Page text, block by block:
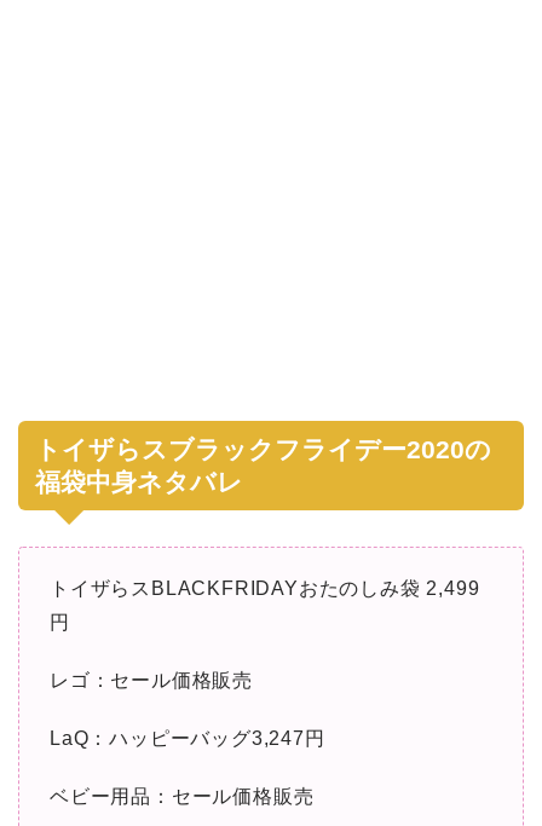
トイザらスブラックフライデー2020の
福袋中身ネタバレ
トイザらスBLACKFRIDAYおたのしみ袋 2,499
円
レゴ：セール価格販売
LaQ：ハッピーバッグ3,247円
ベビー用品：セール価格販売